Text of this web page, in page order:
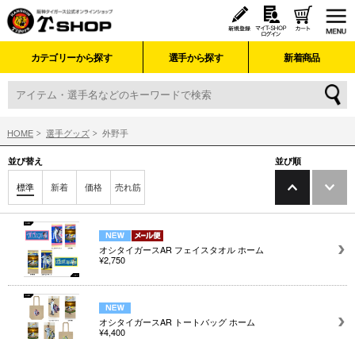
カテゴリーから探す 選手から探す 新着商品
HOME 選手グッズ 外野手
並び替え
標準 新着 価格 売れ筋
並び順
オシタイガースAR フェイスタオル ホーム
¥2,750
オシタイガースAR トートバッグ ホーム
¥4,400